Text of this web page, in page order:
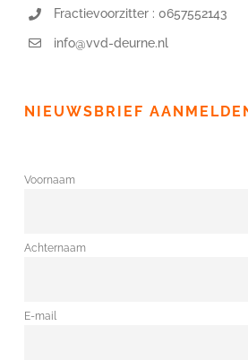
Fractievoorzitter : 0657552143
info@vvd-deurne.nl
NIEUWSBRIEF
Voornaam
Achternaam
E-mail